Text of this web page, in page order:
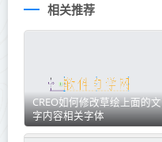
相关推荐
CREO如何修改草绘上面的文
字内容相关字体